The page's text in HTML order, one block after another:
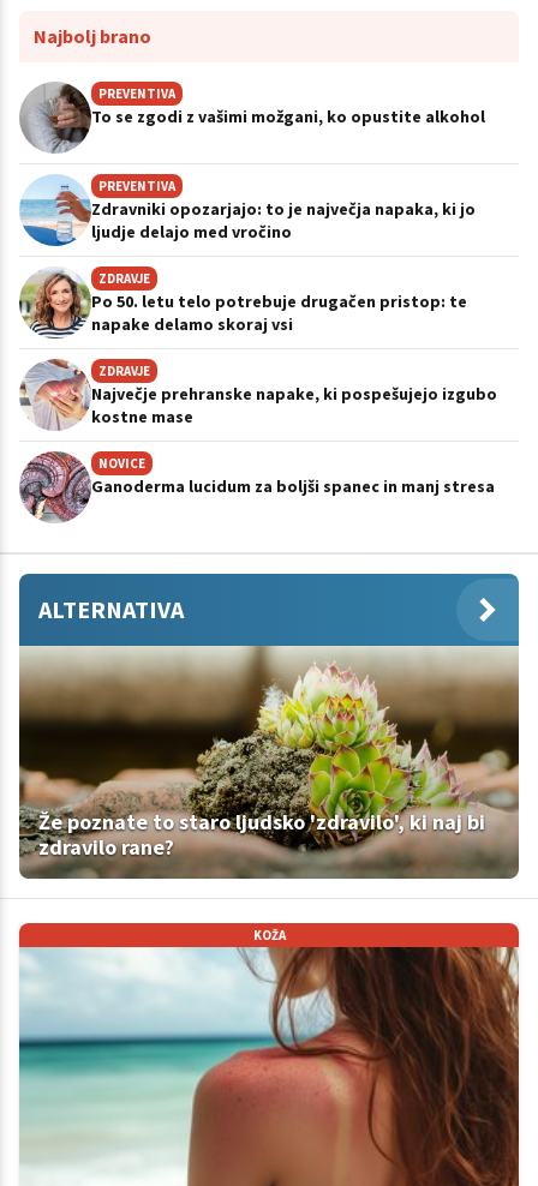
Najbolj brano
PREVENTIVA
To se zgodi z vašimi možgani, ko opustite alkohol
PREVENTIVA
Zdravniki opozarjajo: to je največja napaka, ki jo
ljudje delajo med vročino
ZDRAVJE
Po 50. letu telo potrebuje drugačen pristop: te
napake delamo skoraj vsi
ZDRAVJE
Največje prehranske napake, ki pospešujejo izgubo
kostne mase
NOVICE
Ganoderma lucidum za boljši spanec in manj stresa
ALTERNATIVA
Že poznate to staro ljudsko 'zdravilo', ki naj bi
zdravilo rane?
KOŽA